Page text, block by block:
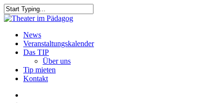
Skip
to
content
Close
search
Menu
News
Veranstaltungskalender
Das TIP
Über uns
Tip mieten
Kontakt